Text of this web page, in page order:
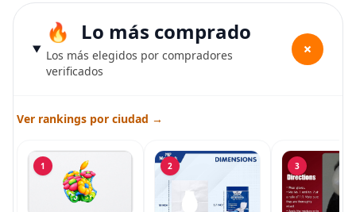
Lo más comprado
Los más elegidos por compradores
verificados
+
Ver rankings por ciudad →
1 2 3